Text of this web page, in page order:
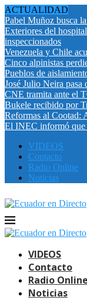
ACTUALIDAD
Pabel Muñoz busca
Exteriores del
inspeccionados
Venezuela y Chile
Cinco alpinistas
Pueblos de
José Julio Neira pasa
CNE tramita ante el
Bukele recibido por
Reformas al Cootad:
El INEC informó que
VIDEOS
Contacto
Radio Online
Noticias
VIDEOS
Contacto
Radio Online
Noticias